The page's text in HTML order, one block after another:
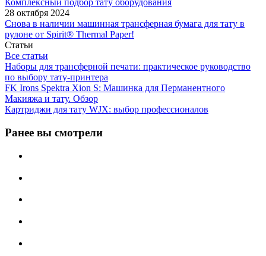
Комплексный подбор тату оборудования
28 октября 2024
Снова в наличии машинная трансферная бумага для тату в
рулоне от Spirit® Thermal Paper!
Статьи
Все статьи
Наборы для трансферной печати: практическое руководство
по выбору тату‑принтера
FK Irons Spektra Xion S: Машинка для Перманентного
Макияжа и тату. Обзор
Картриджи для тату WJX: выбор профессионалов
Ранее вы смотрели